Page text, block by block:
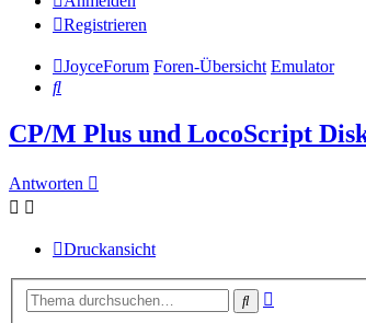
Registrieren
JoyceForum Foren-Übersicht Emulator
Suche
CP/M Plus und LocoScript
Antworten
Druckansicht
Suche